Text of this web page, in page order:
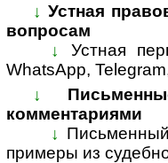
↓ Устная
вопросам
↓
Устная
WhatsApp,
↓
комментариями
↓
примеры из